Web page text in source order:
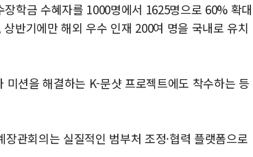
학금 수혜자를 1000명에서 1625명으로 60% 확대
반기에만 해외 우수 인재 200여 명을 국내로 유치
션을 해결하는 K-문샷 프로젝트에도 착수하는 등
관회의는 실질적인 범부처 조정·협력 플랫폼으로